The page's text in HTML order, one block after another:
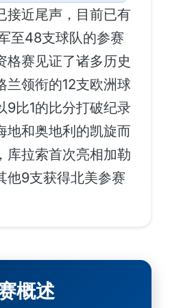
接近尾声，目前已有
至48支球队的参赛
格赛见证了诸多历史
兰领衔的12支欧洲球
9比1的比分打破纪录
地和奥地利的凯旋而
库拉索首次亮相加勒
他9支获得北美参赛
概述